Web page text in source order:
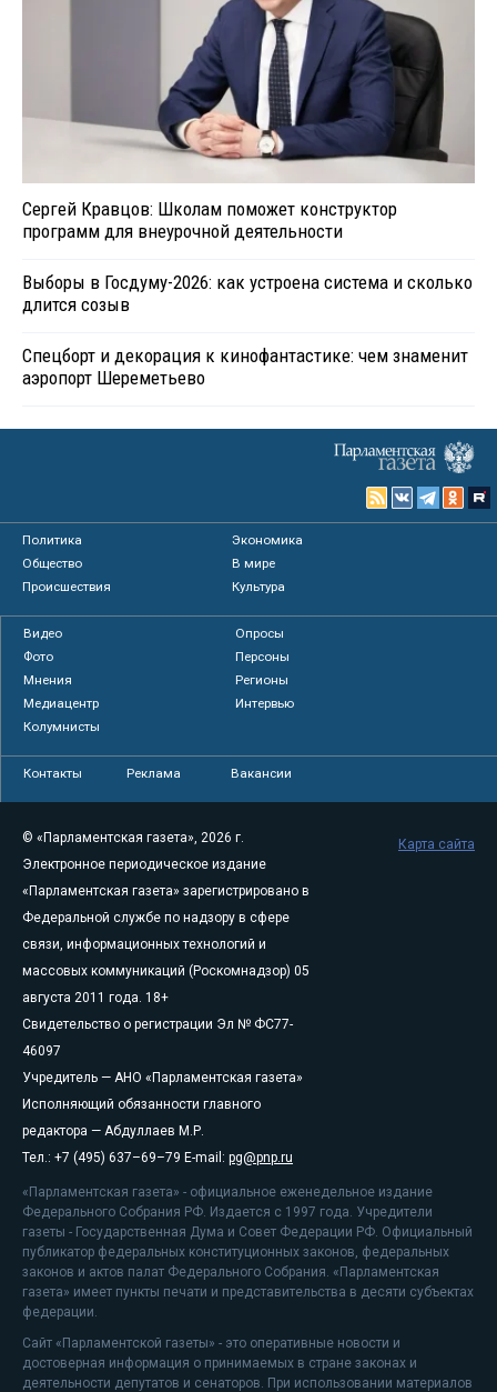
Сергей Кравцов: Школам поможет конструктор
программ для внеурочной деятельности
Выборы в Госдуму-2026: как устроена система и сколько
длится созыв
Спецборт и декорация к кинофантастике: чем знаменит
аэропорт Шереметьево
Политика
Экономика
Общество
В мире
Происшествия
Культура
Видео
Опросы
Фото
Персоны
Мнения
Регионы
Медиацентр
Интервью
Колумнисты
Контакты Реклама Вакансии
© «Парламентская газета», 2026 г.
Электронное периодическое издание
«Парламентская газета» зарегистрировано в
Федеральной службе по надзору в сфере
связи, информационных технологий и
массовых коммуникаций (Роскомнадзор) 05
августа 2011 года. 18+
Свидетельство о регистрации Эл № ФС77-
46097
Учредитель — АНО «Парламентская газета»
Исполняющий обязанности главного
редактора — Абдуллаев М.Р.
Тел.: +7 (495) 637–69–79 E-mail: pg@pnp.ru
«Парламентская газета» - официальное еженедельное издание
Федерального Собрания РФ. Издается с 1997 года. Учредители
газеты - Государственная Дума и Совет Федерации РФ. Официальный
публикатор федеральных конституционных законов, федеральных
законов и актов палат Федерального Собрания. «Парламентская
газета» имеет пункты печати и представительства в десяти субъектах
федерации.
Сайт «Парламентской газеты» - это оперативные новости и
достоверная информация о принимаемых в стране законах и
деятельности депутатов и сенаторов. При использовании материалов
Карта сайта